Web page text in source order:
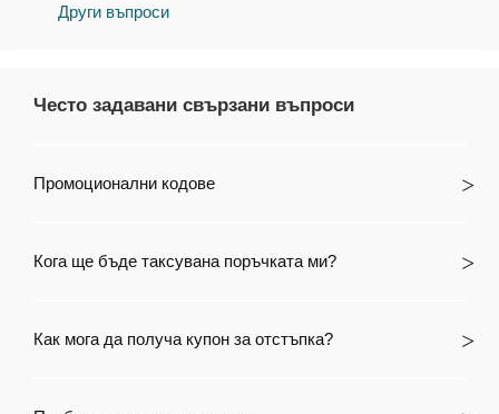
Други въпроси
Често задавани свързани въпроси
Промоционални кодове
Кога ще бъде таксувана поръчката ми?
Как мога да получа купон за отстъпка?